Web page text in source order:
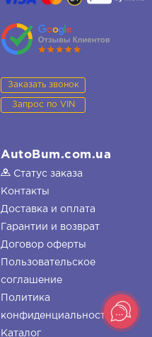
Заказать звонок
Запрос по VIN
AutoBum.com.ua
Статус заказа
Контакты
Доставка и оплата
Гарантии и возврат
Договор оферты
Пользовательское
соглашение
Политика
конфиденциальности
Каталог